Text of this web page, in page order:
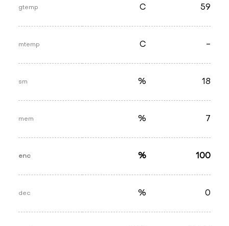
gtemp C 59
mtemp C -
sm % 18
mem % 7
enc % 100
dec % 0